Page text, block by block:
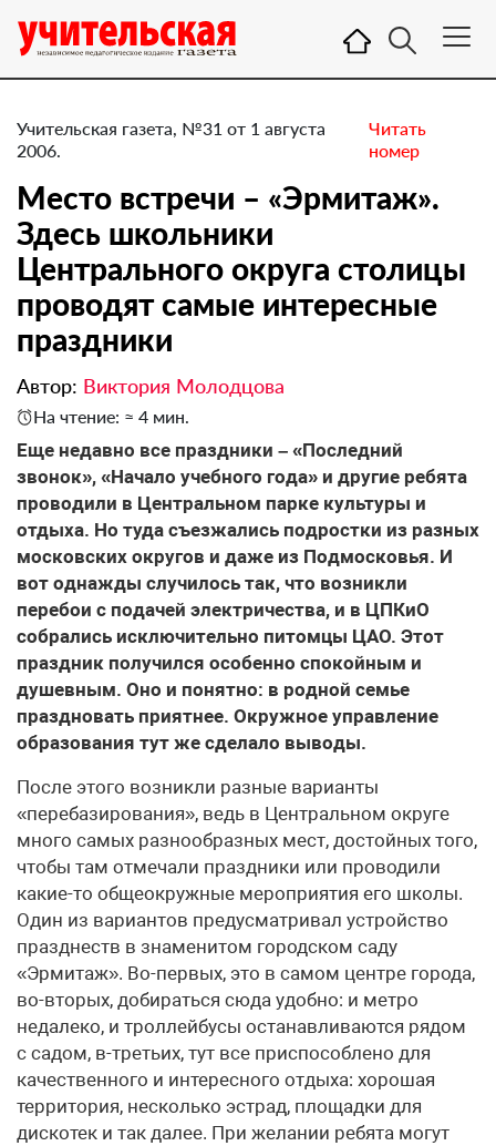
Учительская газета, №31 от 1 августа
2006.
Читать
номер
Место встречи – «Эрмитаж».
Здесь школьники
Центрального округа столицы
проводят самые интересные
праздники
Автор: Виктория Молодцова
На чтение: ≈ 4 мин.
Еще недавно все праздники – «Последний
звонок», «Начало учебного года» и другие ребята
проводили в Центральном парке культуры и
отдыха. Но туда съезжались подростки из разных
московских округов и даже из Подмосковья. И
вот однажды случилось так, что возникли
перебои с подачей электричества, и в ЦПКиО
собрались исключительно питомцы ЦАО. Этот
праздник получился особенно спокойным и
душевным. Оно и понятно: в родной семье
праздновать приятнее. Окружное управление
образования тут же сделало выводы.
После этого возникли разные варианты
«перебазирования», ведь в Центральном округе
много самых разнообразных мест, достойных того,
чтобы там отмечали праздники или проводили
какие-то общеокружные мероприятия его школы.
Один из вариантов предусматривал устройство
празднеств в знаменитом городском саду
«Эрмитаж». Во-первых, это в самом центре города,
во-вторых, добираться сюда удобно: и метро
недалеко, и троллейбусы останавливаются рядом
с садом, в-третьих, тут все приспособлено для
качественного и интересного отдыха: хорошая
территория, несколько эстрад, площадки для
дискотек и так далее. При желании ребята могут